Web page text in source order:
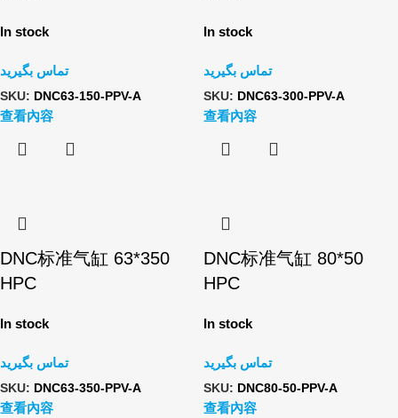
In stock
تماس بگیرید
SKU: DNC63-150-PPV-A
查看內容
In stock
تماس بگیرید
SKU: DNC63-300-PPV-A
查看內容
DNC标准气缸 63*350
HPC
In stock
تماس بگیرید
SKU: DNC63-350-PPV-A
查看內容
DNC标准气缸 80*50
HPC
In stock
تماس بگیرید
SKU: DNC80-50-PPV-A
查看內容